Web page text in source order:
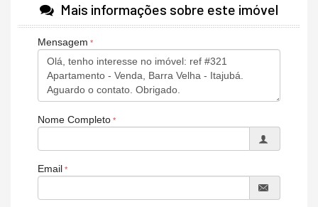
Piscina infantil
Pista de caminhada
Playground
Quadra de areia
Quadra Poliesportiva
Quiosques
Sala de jogos
Mais informações sobre este imóvel
Mensagem
Nome Completo
Email